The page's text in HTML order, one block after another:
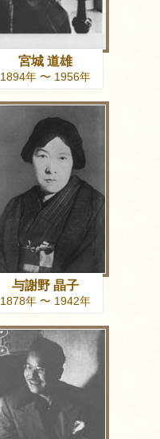
宮城 道雄
1894年 〜 1956年
与謝野 晶子
1878年 〜 1942年